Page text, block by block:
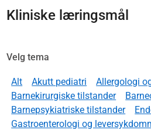
Kliniske læringsmål
Velg tema
Alt Akutt pediatri
Allergologi
Barnekirurgiske tilstander
Barnepsykiatriske tilstander
Gastroenterologi og